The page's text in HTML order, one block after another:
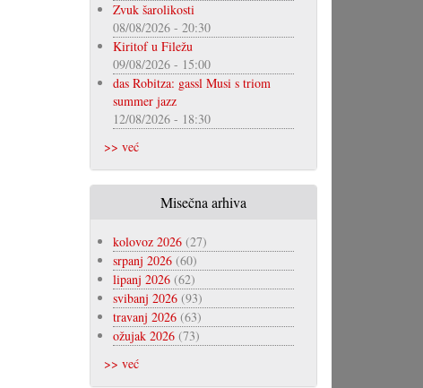
Zvuk šarolikosti
08/08/2026 - 20:30
Kiritof u Filežu
09/08/2026 - 15:00
das Robitza: gassl Musi s triom
summer jazz
12/08/2026 - 18:30
>> već
Misečna arhiva
kolovoz 2026(27)
srpanj 2026(60)
lipanj 2026(62)
svibanj 2026(93)
travanj 2026(63)
ožujak 2026(73)
>> već